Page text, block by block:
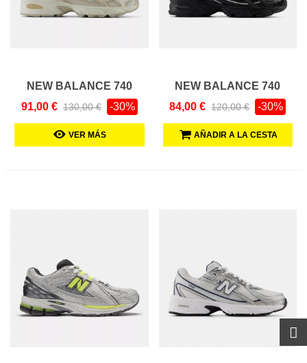
NEW BALANCE 740
91,00 € 130,00 € -30%
VER MÁS
NEW BALANCE 740
84,00 € 120,00 € -30%
AÑADIR A LA CESTA